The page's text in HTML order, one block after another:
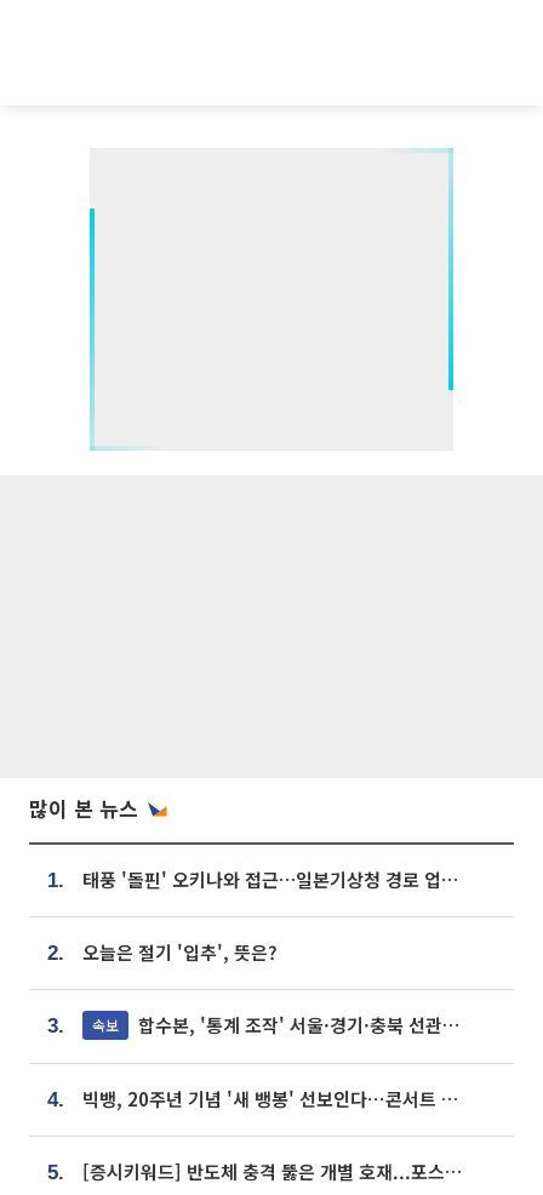
많이 본 뉴스
1. 태풍 '돌핀' 오키나와 접근…일본기상청 경로 업데이트
2. 오늘은 절기 '입추', 뜻은?
3. 속보 합수본, '통계 조작' 서울·경기·충북 선관위 등 추가 압수수색
4. 빅뱅, 20주년 기념 '새 뱅봉' 선보인다⋯콘서트 앞두고 팝업 개최
5. [증시키워드] 반도체 충격 뚫은 개별 호재...포스코퓨처엠·에코프로·한화솔루션 '눈길'